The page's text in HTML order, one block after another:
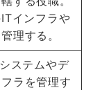
インフラや
理する。
ステムやデ
ラを管理す